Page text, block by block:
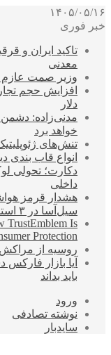
۱۴۰۵/۰۵/۱۶
خبر فوری
تاکید ایران و
معدنی
وزیر صمت
دلار
مدنی‌زاده: دشمن
خواهد برد
تنش‌های
انواع قاب بندی
دکارت؛ تحولی
داخلی
سیل‌آسا در ۳ استان
TrustEmblem Is
Protection
روسیه از مراکش
آیا بازار
باید بداند
ورود
نوشته تصادفی
سایدبار